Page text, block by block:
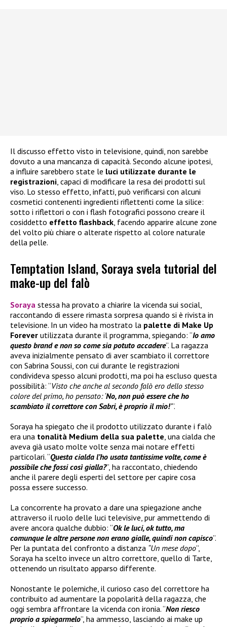
Il discusso effetto visto in televisione, quindi, non sarebbe
dovuto a una mancanza di capacità. Secondo alcune ipotesi,
a influire sarebbero state le luci utilizzate durante le
registrazioni, capaci di modificare la resa dei prodotti sul
viso. Lo stesso effetto, infatti, può verificarsi con alcuni
cosmetici contenenti ingredienti riflettenti come la silice:
sotto i riflettori o con i flash fotografici possono creare il
cosiddetto effetto flashback, facendo apparire alcune zone
del volto più chiare o alterate rispetto al colore naturale
della pelle.
Temptation Island, Soraya svela tutorial del
make-up del falò
Soraya stessa ha provato a chiarire la vicenda sui social,
raccontando di essere rimasta sorpresa quando si è rivista in
televisione. In un video ha mostrato la palette di Make Up
Forever utilizzata durante il programma, spiegando: “Io amo
questo brand e non so come sia potuto accadere”. La ragazza
aveva inizialmente pensato di aver scambiato il correttore
con Sabrina Soussi, con cui durante le registrazioni
condivideva spesso alcuni prodotti, ma poi ha escluso questa
possibilità: “Visto che anche al secondo falò ero dello stesso
colore del primo, ho pensato: ‘No, non può essere che ho
scambiato il correttore con Sabri, è proprio il mio!’”.
Soraya ha spiegato che il prodotto utilizzato durante i falò
era una tonalità Medium della sua palette , una cialda che
aveva già usato molte volte senza mai notare effetti
particolari. “Questa cialda l’ho usata tantissime volte, come è
possibile che fossi così gialla?”, ha raccontato, chiedendo
anche il parere degli esperti del settore per capire cosa
possa essere successo.
La concorrente ha provato a dare una spiegazione anche
attraverso il ruolo delle luci televisive, pur ammettendo di
avere ancora qualche dubbio: “Ok le luci, ok tutto, ma
comunque le altre persone non erano gialle, quindi non capisco”.
Per la puntata del confronto a distanza “Un mese dopo”,
Soraya ha scelto invece un altro correttore, quello di Tarte,
ottenendo un risultato apparso differente.
Nonostante le polemiche, il curioso caso del correttore ha
contribuito ad aumentare la popolarità della ragazza, che
oggi sembra affrontare la vicenda con ironia. “Non riesco
proprio a spiegarmelo”, ha ammesso, lasciando ai make up